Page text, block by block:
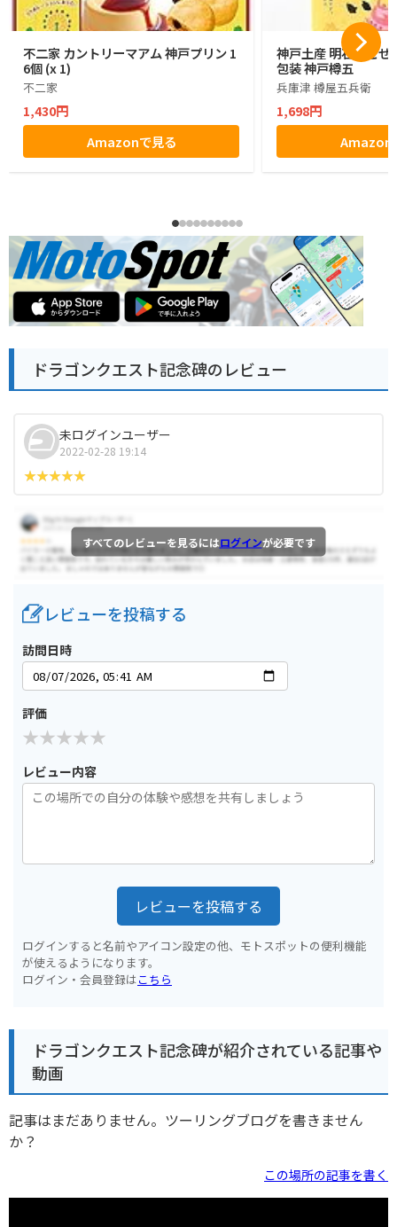
不二家 カントリーマアム 神戸プリン 1
6個 (x 1)
不二家
1,430円
Amazonで見る
神戸土産 明石たこせ
包装 神戸樽五
兵庫津 樽屋五兵衛
1,698円
Amazon
ドラゴンクエスト記念碑のレビュー
未ログインユーザー
2022-02-28 19:14
すべてのレビューを見るにはログインが必要です
レビューを投稿する
訪問日時
評価
レビュー内容
レビューを投稿する
ログインすると名前やアイコン設定の他、モトスポットの便利機能
が使えるようになります。
ログイン・会員登録はこちら
ドラゴンクエスト記念碑が紹介されている記事や
動画
記事はまだありません。ツーリングブログを書きません
か？
この場所の記事を書く